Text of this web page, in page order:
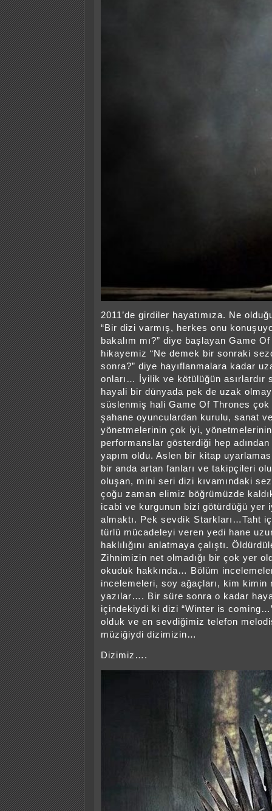
2011’de girdiler hayatımıza. Ne
“Bir dizi varmış, herkes onu
bakalım mı?” diye başlayan Game
hikayemiz “Ne demek bir sonraki
sonra?” diye hayıflanmalara kadar
onları… İyilik ve kötülüğün asırlardır
hayali bir dünyada pek de uzak
süslenmiş hali Game Of Thrones
şahane oyunculardan kurulu, sanat
yönetmelerinin çok iyi,
performanslar gösterdiği hep
yapım oldu. Aslen bir kitap
bir anda artan fanları ve takipçileri
oluşan, mini seri dizi kıvamındaki
çoğu zaman elimiz böğrümüzde
icabi ve kurgunun bizi götürdüğü yer
almaktı. Pek sevdik Starkları…Taht
türlü mücadeleyi veren yedi hane
haklılığını anlatmaya çalıştı.
Zihnimizin net olmadığı bir çok yer
okuduk hakkında… Bölüm
incelemeleri, soy ağaçları, kim kimin
yazılar…. Bir süre sonra o kadar
içindekiydi ki dizi “Winter is
olduk ve en sevdiğimiz telefon
müziğiydi dizimizin…
Dizimiz….